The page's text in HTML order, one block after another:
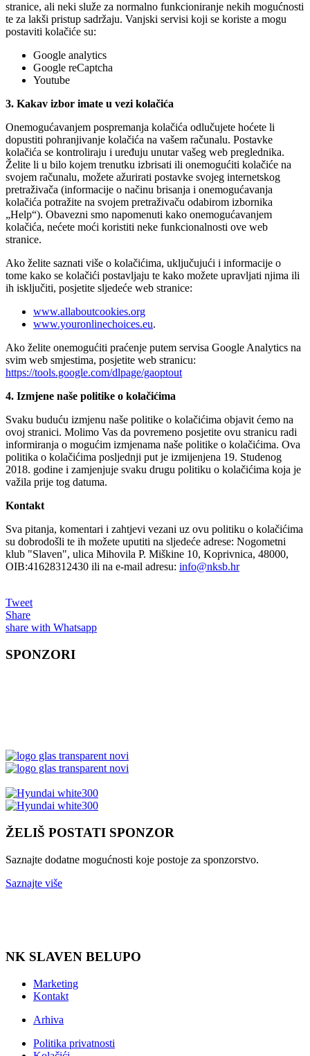
stranice, ali neki služe za normalno funkcioniranje nekih mogućnosti
te za lakši pristup sadržaju. Vanjski servisi koji se koriste a mogu
postaviti kolačiće su:
Google analytics
Google reCaptcha
Youtube
3. Kakav izbor imate u vezi kolačića
Onemogućavanjem pospremanja kolačića odlučujete hoćete li
dopustiti pohranjivanje kolačića na vašem računalu. Postavke
kolačića se kontroliraju i uređuju unutar vašeg web preglednika.
Želite li u bilo kojem trenutku izbrisati ili onemogućiti kolačiće na
svojem računalu, možete ažurirati postavke svojeg internetskog
pretraživača (informacije o načinu brisanja i onemogućavanja
kolačića potražite na svojem pretraživaču odabirom izbornika
„Help“). Obavezni smo napomenuti kako onemogućavanjem
kolačića, nećete moći koristiti neke funkcionalnosti ove web
stranice.
Ako želite saznati više o kolačićima, uključujući i informacije o
tome kako se kolačići postavljaju te kako možete upravljati njima ili
ih isključiti, posjetite sljedeće web stranice:
www.allaboutcookies.org
www.youronlinechoices.eu.
Ako želite onemogućiti praćenje putem servisa Google Analytics na
svim web smjestima, posjetite web stranicu:
https://tools.google.com/dlpage/gaoptout
4. Izmjene naše politike o kolačićima
Svaku buduću izmjenu naše politike o kolačićima objavit ćemo na
ovoj stranici. Molimo Vas da povremeno posjetite ovu stranicu radi
informiranja o mogućim izmjenama naše politike o kolačićima. Ova
politika o kolačićima posljednji put je izmijenjena 19. Studenog
2018. godine i zamjenjuje svaku drugu politiku o kolačićima koja je
važila prije tog datuma.
Kontakt
Sva pitanja, komentari i zahtjevi vezani uz ovu politiku o kolačićima
su dobrodošli te ih možete uputiti na sljedeće adrese: Nogometni
klub "Slaven", ulica Mihovila P. Miškine 10, Koprivnica, 48000,
OIB:41628312430 ili na e-mail adresu: info@nksb.hr
Tweet
Share
share with Whatsapp
SPONZORI
ŽELIŠ POSTATI SPONZOR
Saznajte dodatne mogućnosti koje postoje za sponzorstvo.
Saznajte više
NK SLAVEN BELUPO
Marketing
Kontakt
Arhiva
Politika privatnosti